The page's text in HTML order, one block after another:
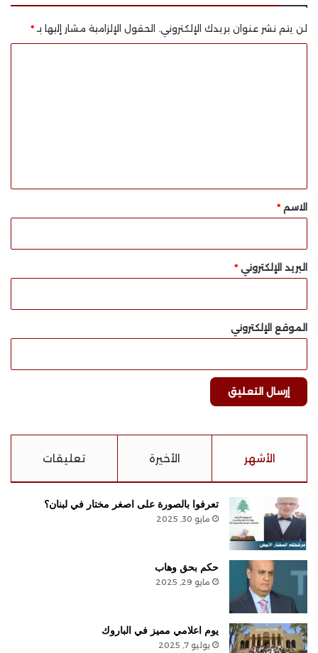
لن يتم نشر عنوان بريدك الإلكتروني. الحقول الإلزامية مشار إليها بـ*
*الاسم *
البريد الإلكتروني *
الموقع الإلكتروني
الأشهر الأخيرة تعليقات
تعرفوا بالصورة على اصغر مختار في لبنان؟
مايو 30, 2025
حكم بحق وهاب
مايو 29, 2025
يوم اعلامي مميز في الباروك
يوليو 7, 2025